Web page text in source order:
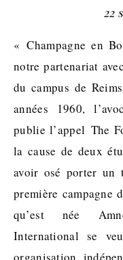
22
« Champagne en
notre partenariat
du campus de
années 1960,
publie l’appel The
la cause de deux
avoir osé porter un
première campagne
qu’est née
International se
organisation